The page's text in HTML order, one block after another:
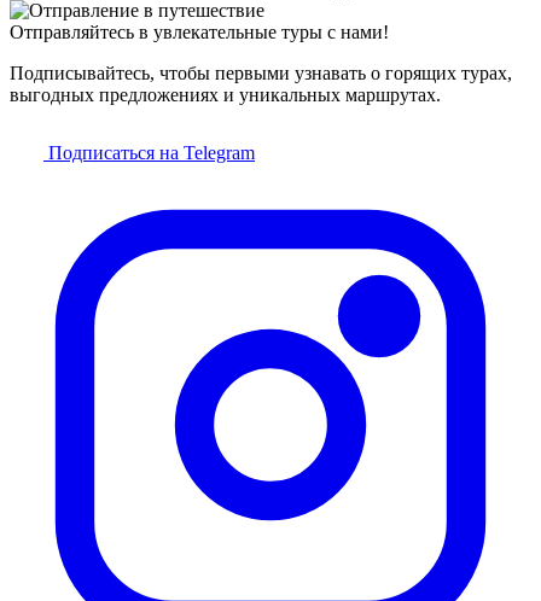
Отправляйтесь в увлекательные туры с нами!
Подписывайтесь, чтобы первыми узнавать о горящих турах,
выгодных предложениях и уникальных маршрутах.
Подписаться на Telegram